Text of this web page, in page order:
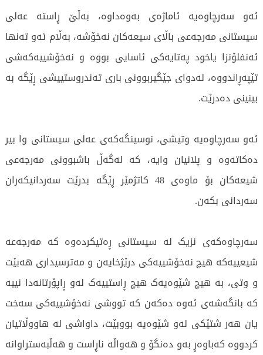
ئەو سەرچاوەیە ئاماژەی بەوەداوە، بەڵێ ڕاستە عەلی
سیستانی مەرجەعی باڵای سیعەکان نەخۆشە، بەڵام ئەو تەنها
ئەنفلۆنزا یاخود پەتایەکی ئاسایی بووە و نەخۆشییەکەشی
تێپەڕاندووە، لەدوای جێگیربوونی باری تەندروستییشی ڕێگە بە
بینینی دەدرێت.
ئەو سەرچاوەیە وتیشی، نوسینگەکەی عەلی سیستانی وا بیر
دەکاتەوە و پلانیان وایە، کە لەگەڵ باشبوونی مەرجەعی
شیعەکان بۆ ماوەی 48 کاتژمێر ڕێگە بدرێت سەردانیکەران
سەردانی بکەن.
سەرچاوەکەی نزیک لە سیستانی ڕەتیکردەوە کە مەرجەعە
شیعییەکە هیچ نەخۆشییەکی درێژخایەن و مەترسیداری هەبێت
و وتی، بە هیچ شێوەیەک هیچ ڕاستییەک لەو ڕاپۆرتانەدا نییە
کە بانگەشەی ئەوە دەکەن کە تووشی نەخۆشییەکی سەخت
یان هەر شتێکی لەو شێوەیە بووبێت، داواشی لە هاووڵاتیان
کردووە کەباوەڕ بەو دەنگۆ و هەواڵە ناڕاست و هەڵبەستراوانە